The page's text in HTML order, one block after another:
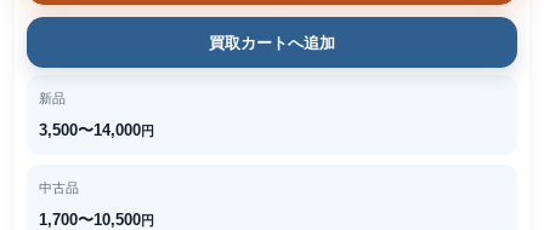
買取カートへ追加
新品
3,500〜14,000円
中古品
1,700〜10,500円